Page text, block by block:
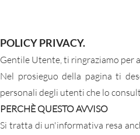
POLICY PRIVACY.
Gentile Utente, ti ringraziamo per
Nel prosieguo della pagina ti
personali degli utenti che lo
PERCHÈ QUESTO AVVISO
Si tratta di un'informativa resa